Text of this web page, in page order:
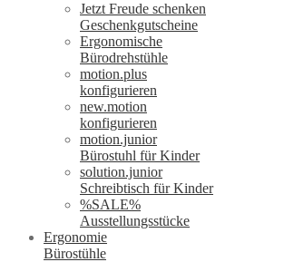
Jetzt Freude schenken
Geschenkgutscheine
Ergonomische
Bürodrehstühle
motion.plus
konfigurieren
new.motion
konfigurieren
motion.junior
Bürostuhl für Kinder
solution.junior
Schreibtisch für Kinder
%SALE%
Ausstellungsstücke
Ergonomie
Bürostühle